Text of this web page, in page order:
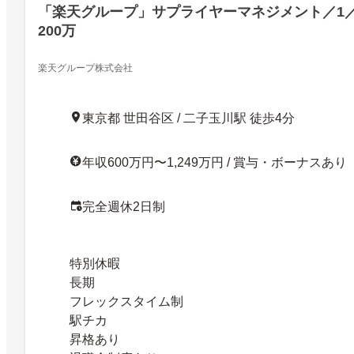
「楽天グループ」サプライヤーマネジメント／1
200万
楽天グループ株式会社
東京都 世田谷区 / 二子玉川駅 徒歩4分
年収600万円〜1,249万円 / 賞与・ボーナスあり
完全週休2日制
特別休暇
長期
フレックスタイム制
駅チカ
昇格あり